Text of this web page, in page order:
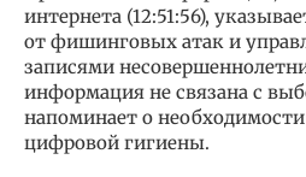
интернета (12:51:56),
от фишинговых атак и
записями
информация не связана с
напоминает о
цифровой гигиены.